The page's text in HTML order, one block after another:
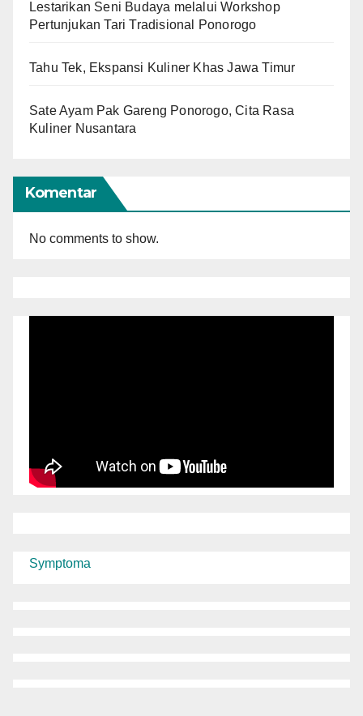
Lestarikan Seni Budaya melalui Workshop
Pertunjukan Tari Tradisional Ponorogo
Tahu Tek, Ekspansi Kuliner Khas Jawa Timur
Sate Ayam Pak Gareng Ponorogo, Cita Rasa
Kuliner Nusantara
Komentar
No comments to show.
Symptoma